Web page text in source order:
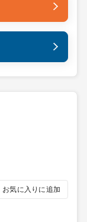
お気に入りに追加